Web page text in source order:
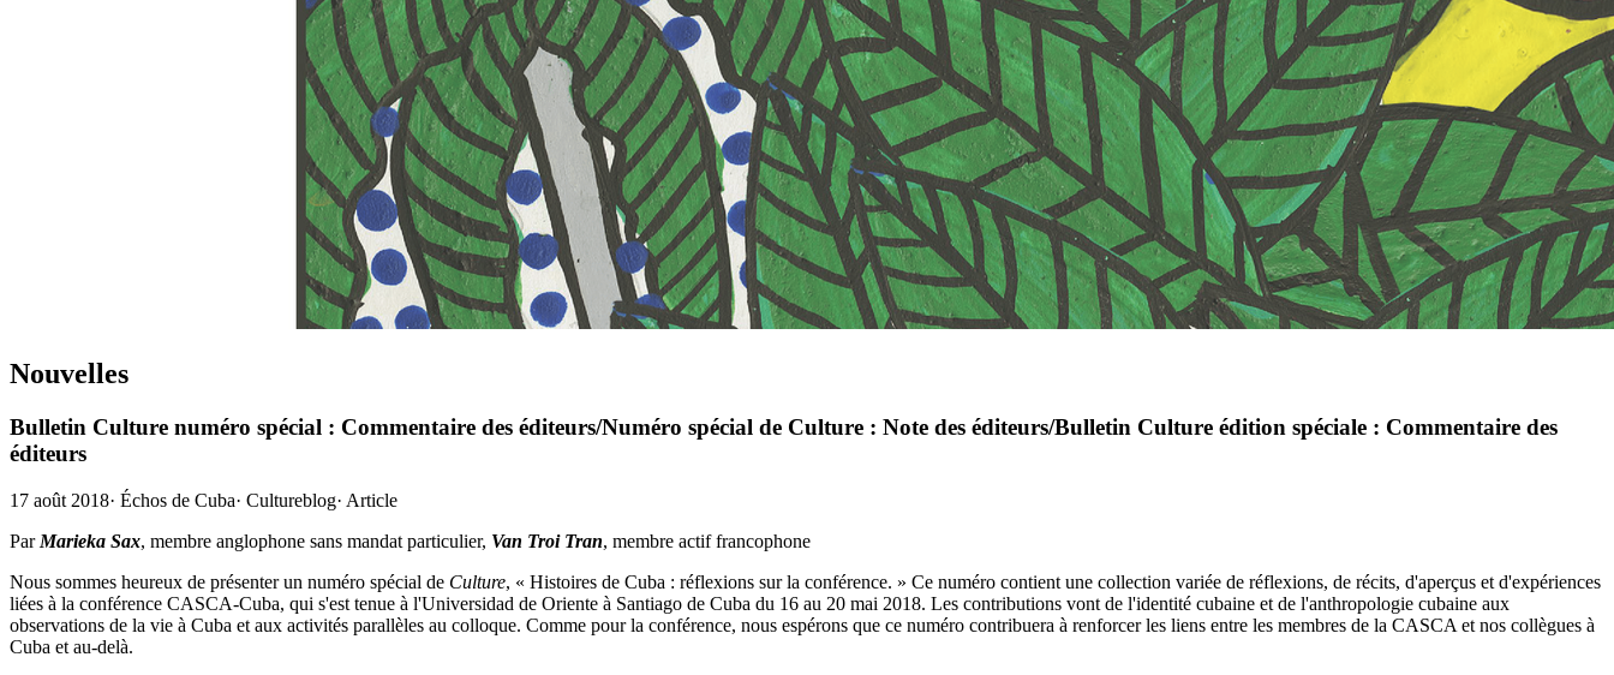
Nouvelles
Bulletin Culture numéro spécial : Commentaire des éditeurs/Numéro spécial de Culture : Note des éditeurs/Bulletin Culture édition spéciale : Commentaire des
éditeurs
17 août 2018· Échos de Cuba· Cultureblog· Article
Par Marieka Sax, membre anglophone sans mandat particulier, Van Troi Tran, membre actif francophone
Nous sommes heureux de présenter un numéro spécial de Culture, « Histoires de Cuba : réflexions sur la conférence. » Ce numéro contient une collection variée de réflexions, de récits, d'aperçus et d'expériences
liées à la conférence CASCA-Cuba, qui s'est tenue à l'Universidad de Oriente à Santiago de Cuba du 16 au 20 mai 2018. Les contributions vont de l'identité cubaine et de l'anthropologie cubaine aux
observations de la vie à Cuba et aux activités parallèles au colloque. Comme pour la conférence, nous espérons que ce numéro contribuera à renforcer les liens entre les membres de la CASCA et nos collègues à
Cuba et au-delà.